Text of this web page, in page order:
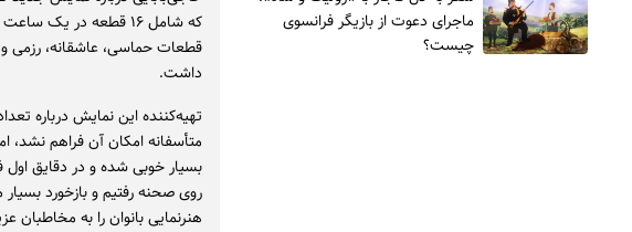
قطعات حماسی، عاشقانه، رزمی
داشت.
تهیه‌کننده این نمایش درباره
متأسفانه امکان آن فراهم نشد،
بسیار خوبی شده و در دقایق اول
روی صحنه رفتیم و بازخورد بسیار
هنرنمایی بانوان را به مخاطبان
ماجرای دعوت از ‌بازیگر فرانسوی
چیست؟